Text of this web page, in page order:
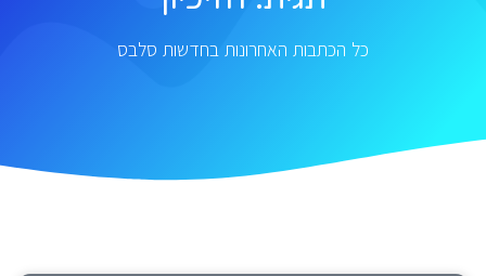
כל הכתבות האחרונות בחדשות סלבס